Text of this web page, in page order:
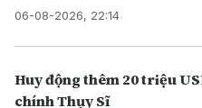
06-08-2026, 22:14
Huy động thêm 20 triệu
chính Thụy Sĩ